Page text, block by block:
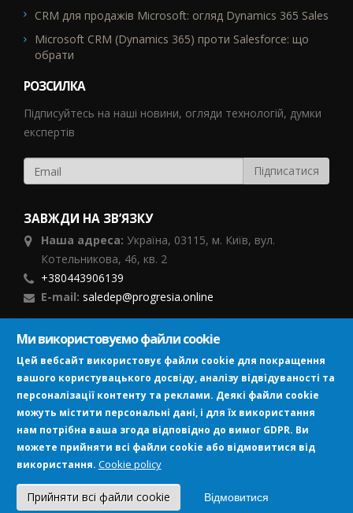
CRM для продажів Microsoft: огляд Dynamics 365 Sales
Microsoft CRM (Dynamics 365) проти Salesforce: що
обрати
РОЗСИЛКА
Підписуйтесь на наші новини, огляди технологій, думки
експертів
ЗАВЖДИ НА ЗВ’ЯЗКУ
Наша адреса: Україна, 03115, м. Київ, вул.
Котельникова, 46, кв. 2
+380443906139
E-mail: saledep@progresia.online
ПІДПИСУЙСЯ
Image
©2018-2026 TM Progresia Політика конфіденційності
Ми використовуємо файли cookie
Цей вебсайт використовує файли cookie для покращення
вашого користувацького досвіду, аналізу відвідуваності та
персоналізації контенту та реклами. Деякі файли cookie
можуть містити персональні дані, і для їх використання
нам потрібна ваша згода відповідно до вимог GDPR. Ви
можете прийняти всі файли cookie або відмовитися від
використання. Cookie policy
Прийняти всі файли cookie Відмовитися